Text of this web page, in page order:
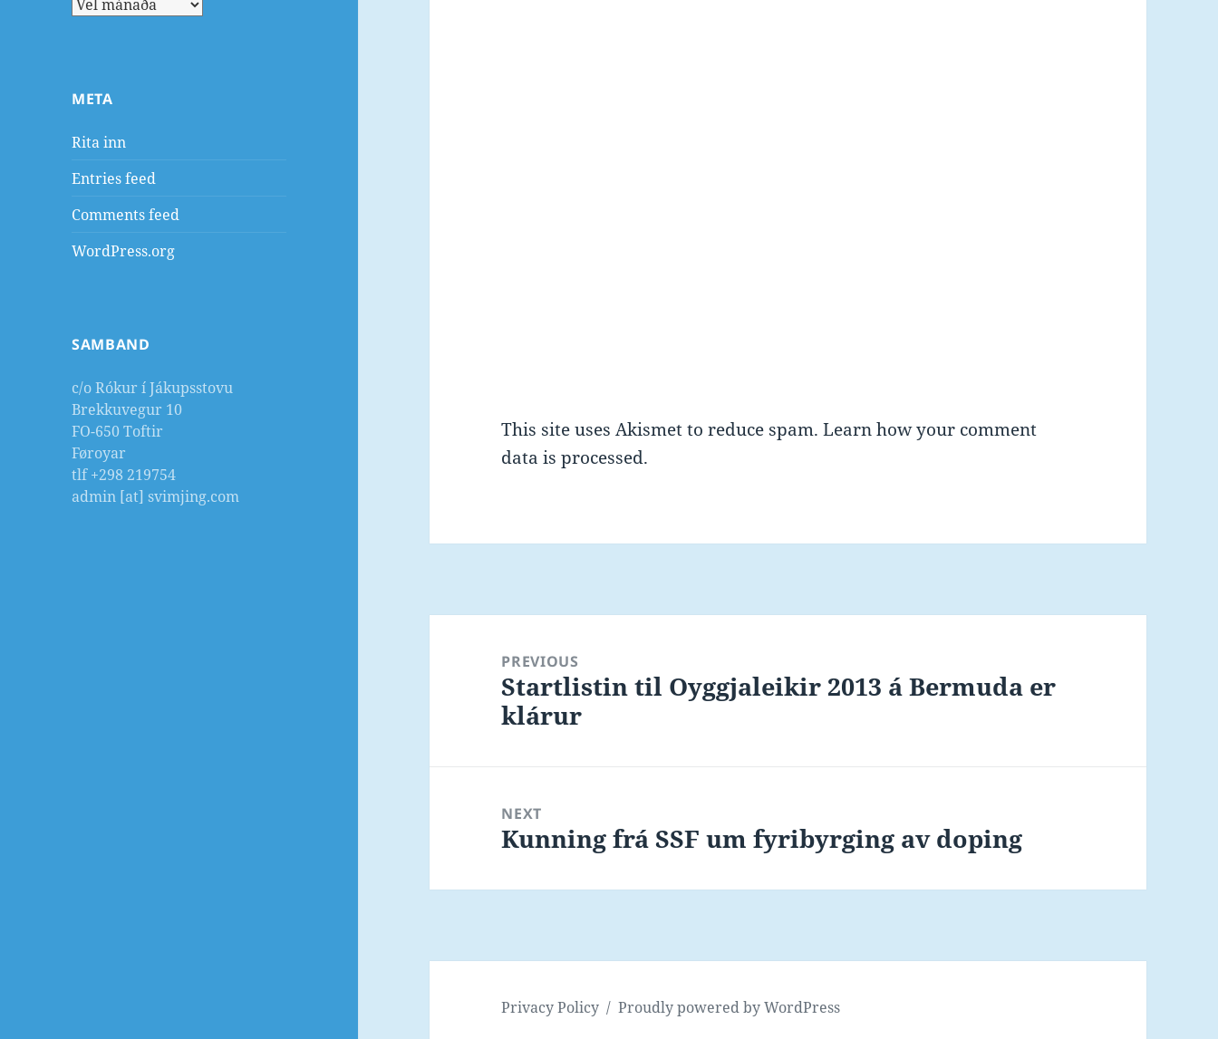
META
Rita inn
Entries feed
Comments feed
WordPress.org
SAMBAND
c/o Rókur í Jákupsstovu
Brekkuvegur 10
FO-650 Toftir
Føroyar
tlf +298 219754
admin [at] svimjing.com
This site uses Akismet to reduce spam.Learn how your comment
data is processed.
navigationPREVIOUS
Previous
post:
Startlistin til Oyggjaleikir 2013 á Bermuda er
klárur
NEXT
Next
Kunning frá SSF um fyribyrging av doping
Privacy Policy Proudly powered by WordPress